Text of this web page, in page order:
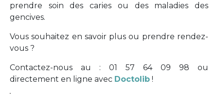
prendre soin des caries ou des maladies des
gencives.
Vous souhaitez en savoir plus ou prendre rendez-
vous ?
Contactez-nous au : 01 57 64 09 98 ou
directement en ligne avec Doctolib !